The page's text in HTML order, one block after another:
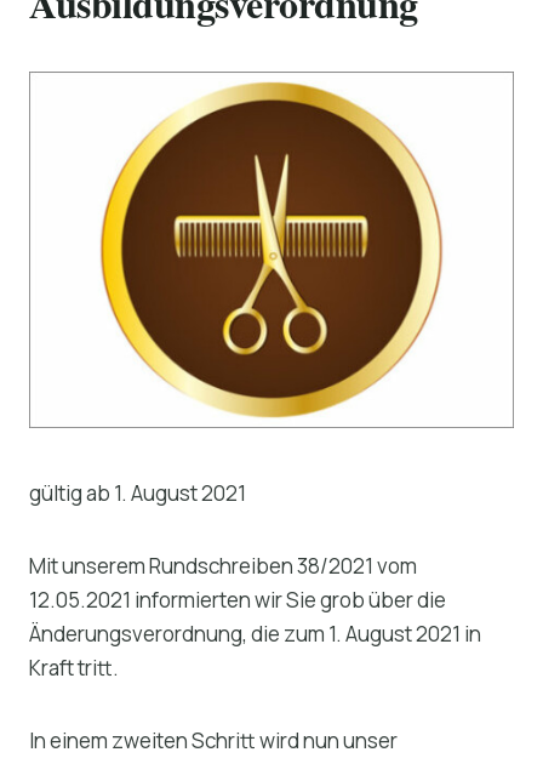
gültig ab 1. August 2021
Mit unserem Rundschreiben 38/2021 vom
12.05.2021 informierten wir Sie grob über die
Änderungsverordnung, die zum 1. August 2021 in
Kraft tritt.
In einem zweiten Schritt wird nun unser